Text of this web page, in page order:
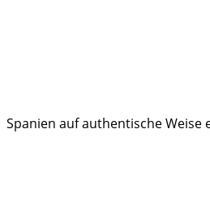
Spanien auf authentische Weise